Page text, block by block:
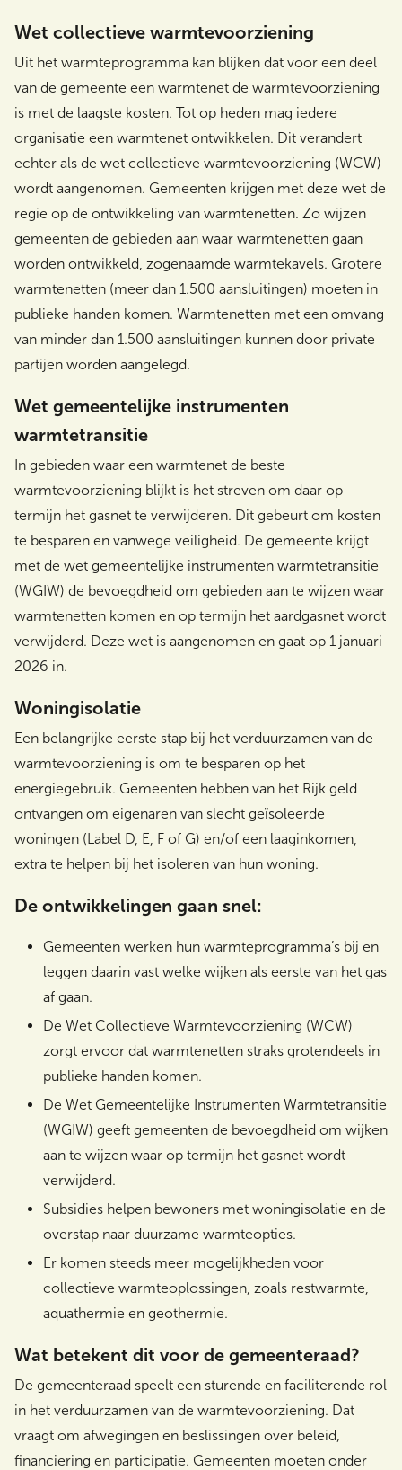
Wet collectieve warmtevoorziening
Uit het warmteprogramma kan blijken dat voor een deel
van de gemeente een warmtenet de warmtevoorziening
is met de laagste kosten. Tot op heden mag iedere
organisatie een warmtenet ontwikkelen. Dit verandert
echter als de wet collectieve warmtevoorziening (WCW)
wordt aangenomen. Gemeenten krijgen met deze wet de
regie op de ontwikkeling van warmtenetten. Zo wijzen
gemeenten de gebieden aan waar warmtenetten gaan
worden ontwikkeld, zogenaamde warmtekavels. Grotere
warmtenetten (meer dan 1.500 aansluitingen) moeten in
publieke handen komen. Warmtenetten met een omvang
van minder dan 1.500 aansluitingen kunnen door private
partijen worden aangelegd.
Wet gemeentelijke instrumenten
warmtetransitie
In gebieden waar een warmtenet de beste
warmtevoorziening blijkt is het streven om daar op
termijn het gasnet te verwijderen. Dit gebeurt om kosten
te besparen en vanwege veiligheid. De gemeente krijgt
met de wet gemeentelijke instrumenten warmtetransitie
(WGIW) de bevoegdheid om gebieden aan te wijzen waar
warmtenetten komen en op termijn het aardgasnet wordt
verwijderd. Deze wet is aangenomen en gaat op 1 januari
2026 in.
Woningisolatie
Een belangrijke eerste stap bij het verduurzamen van de
warmtevoorziening is om te besparen op het
energiegebruik. Gemeenten hebben van het Rijk geld
ontvangen om eigenaren van slecht geïsoleerde
woningen (Label D, E, F of G) en/of een laaginkomen,
extra te helpen bij het isoleren van hun woning.
De ontwikkelingen gaan snel:
Gemeenten werken hun warmteprogramma’s bij en
leggen daarin vast welke wijken als eerste van het gas
af gaan.
De Wet Collectieve Warmtevoorziening (WCW)
zorgt ervoor dat warmtenetten straks grotendeels in
publieke handen komen.
De Wet Gemeentelijke Instrumenten Warmtetransitie
(WGIW) geeft gemeenten de bevoegdheid om wijken
aan te wijzen waar op termijn het gasnet wordt
verwijderd.
Subsidies helpen bewoners met woningisolatie en de
overstap naar duurzame warmteopties.
Er komen steeds meer mogelijkheden voor
collectieve warmteoplossingen, zoals restwarmte,
aquathermie en geothermie.
Wat betekent dit voor de gemeenteraad?
De gemeenteraad speelt een sturende en faciliterende rol
in het verduurzamen van de warmtevoorziening. Dat
vraagt om afwegingen en beslissingen over beleid,
financiering en participatie. Gemeenten moeten onder